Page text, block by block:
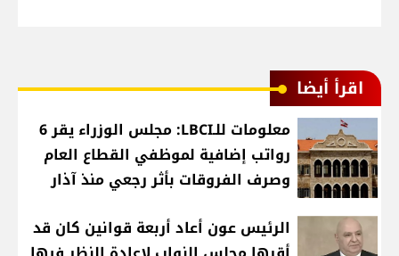
اقرأ أيضا
معلومات للـLBCI: مجلس الوزراء يقر 6
رواتب إضافية لموظفي القطاع العام
وصرف الفروقات بأثر رجعي منذ آذار
الرئيس عون أعاد أربعة قوانين كان قد